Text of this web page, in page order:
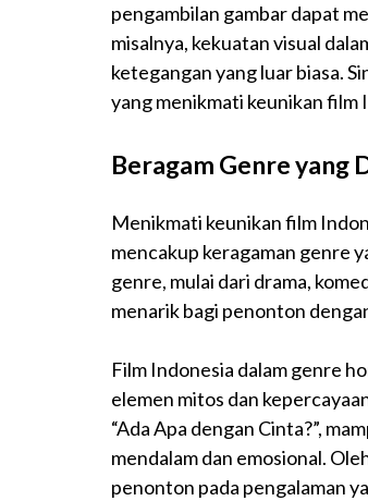
pengambilan gambar dapat
misalnya, kekuatan visual
ketegangan yang luar biasa.
yang menikmati keunikan film
Beragam Genre yang
Menikmati keunikan film
mencakup keragaman genre
genre, mulai dari drama,
menarik bagi penonton
Film Indonesia dalam genre
elemen mitos dan
“Ada Apa dengan Cinta?”,
mendalam dan emosional.
penonton pada pengalaman